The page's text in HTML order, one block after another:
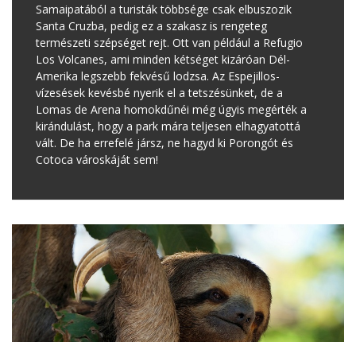
Samaipatából a turisták többsége csak elbuszozik
Santa Cruzba, pedig ez a szakasz is rengeteg
természeti szépséget rejt. Ott van például a Refugio
Los Volcanes, ami minden kétséget kizáróan Dél-
Amerika legszebb fekvésű lodzsa. Az Espejillos-
vízesések kevésbé nyerik el a tetszésünket, de a
Lomas de Arena homokdűnéi még úgyis megérték a
kirándulást, hogy a park mára teljesen elhagyatottá
vált. De ha errefelé jársz, ne hagyd ki Porongót és
Cotoca városkáját sem!